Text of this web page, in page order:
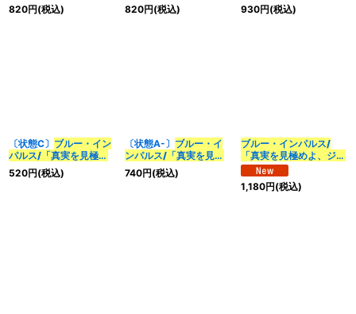
よ、ジョニー！」
【SR】{25EX14/89}
820円(税込)
よ、ジョニー！」
【SR】{23BD73/60}
820円(税込)
めよ、ジョニー！」
【SR】{25EX14/89}
930円(税込)
〔状態C〕 ブルー・イン
パルス/「真実を見極め
よ、ジョニー！」
【SR】{23BD73/60}
520円(税込)
〔状態A-〕 ブルー・イ
ンパルス/「真実を見極
めよ、ジョニー！」
【SR】{26EX114/50}
740円(税込)
ブルー・インパルス/
「真実を見極めよ、ジョ
ニー！」【SR】{24EX2
超12/超47}《水》
1,180円(税込)